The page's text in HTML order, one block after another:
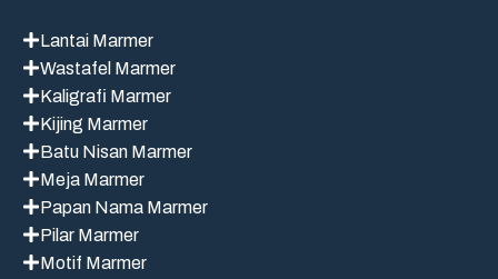
Lantai Marmer
Wastafel Marmer
Kaligrafi Marmer
Kijing Marmer
Batu Nisan Marmer
Meja Marmer
Papan Nama Marmer
Pilar Marmer
Motif Marmer